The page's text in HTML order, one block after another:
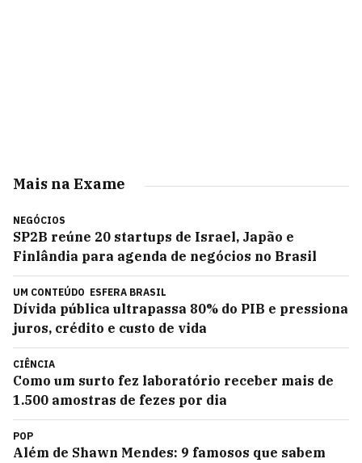
Mais na Exame
NEGÓCIOS
SP2B reúne 20 startups de Israel, Japão e
Finlândia para agenda de negócios no Brasil
UM CONTEÚDO ESFERA BRASIL
Dívida pública ultrapassa 80% do PIB e pressiona
juros, crédito e custo de vida
CIÊNCIA
Como um surto fez laboratório receber mais de
1.500 amostras de fezes por dia
POP
Além de Shawn Mendes: 9 famosos que sabem